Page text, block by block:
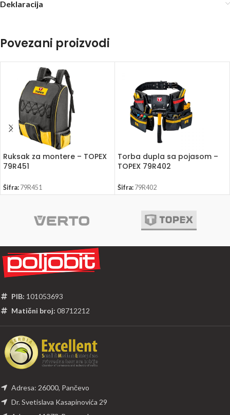
Deklaracija
Povezani proizvodi
Ruksak za montere – TOPEX
79R451
Šifra: 79R451
Torba dupla sa pojasom –
TOPEX 79R402
Šifra: 79R402
PIB: 101053693
Matični broj: 08712212
Adresa: 26000, Pančevo
Dr. Svetislava Kasapinovića 29